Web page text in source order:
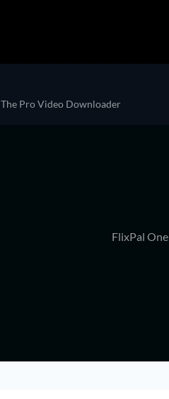
The Pro Video Downloader
FlixPal